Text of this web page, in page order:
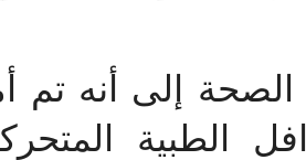
إلى أنه تم
الطبية